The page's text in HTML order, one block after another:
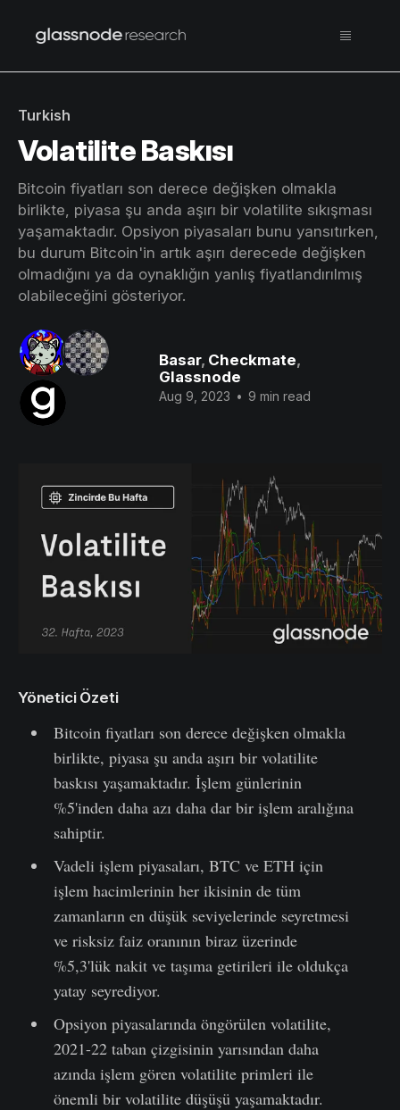
Turkish
Volatilite Baskısı
Bitcoin fiyatları son derece değişken olmakla
birlikte, piyasa şu anda aşırı bir volatilite sıkışması
yaşamaktadır. Opsiyon piyasaları bunu yansıtırken,
bu durum Bitcoin'in artık aşırı derecede değişken
olmadığını ya da oynaklığın yanlış fiyatlandırılmış
olabileceğini gösteriyor.
Basar, Checkmate,
Glassnode
Aug 9, 2023 • 9 min read
Yönetici Özeti
Bitcoin fiyatları son derece değişken olmakla
birlikte, piyasa şu anda aşırı bir volatilite
baskısı yaşamaktadır. İşlem günlerinin
%5'inden daha azı daha dar bir işlem aralığına
sahiptir.
Vadeli işlem piyasaları, BTC ve ETH için
işlem hacimlerinin her ikisinin de tüm
zamanların en düşük seviyelerinde seyretmesi
ve risksiz faiz oranının biraz üzerinde
%5,3'lük nakit ve taşıma getirileri ile oldukça
yatay seyrediyor.
Opsiyon piyasalarında öngörülen volatilite,
2021-22 taban çizgisinin yarısından daha
azında işlem gören volatilite primleri ile
önemli bir volatilite düşüşü yaşamaktadır.